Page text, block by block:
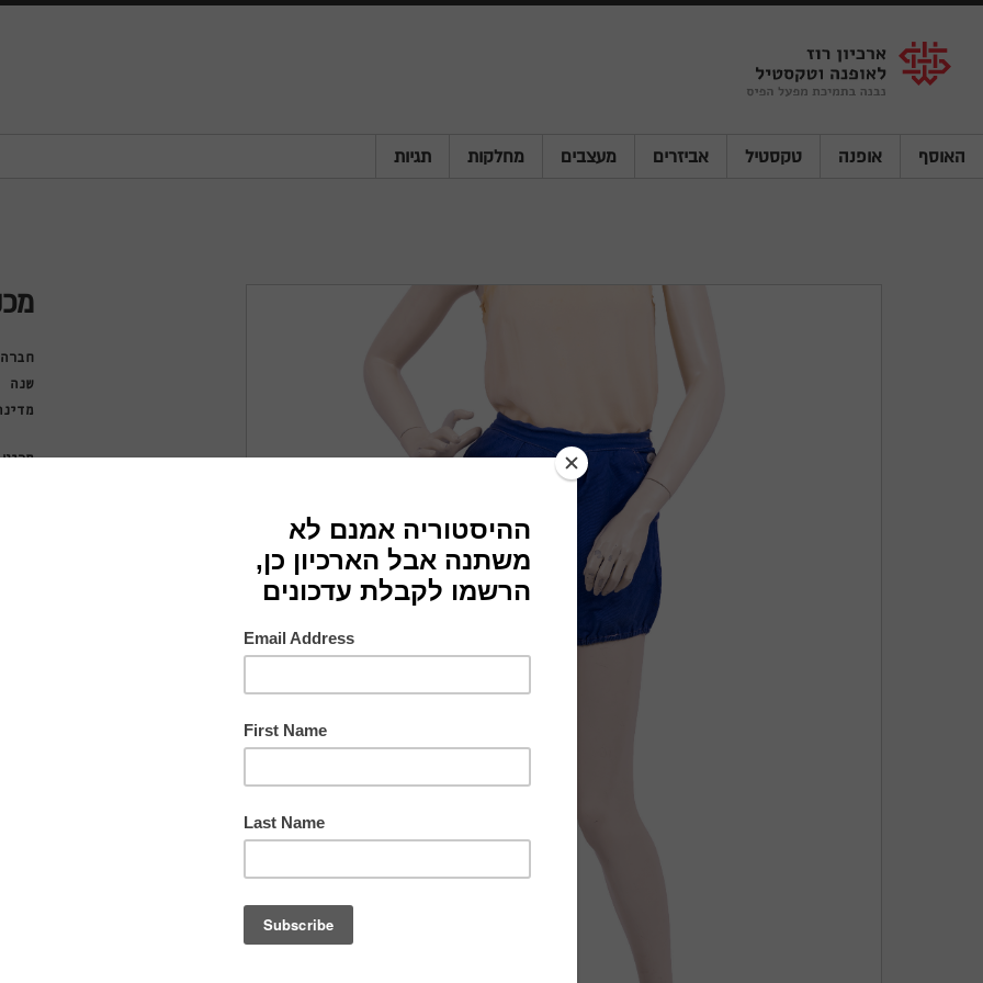
Shenkar
Logo
האוסף אופנה טקסטיל אביזרים מעצבים מחלקות תגיות
חברה
שנה
פריט